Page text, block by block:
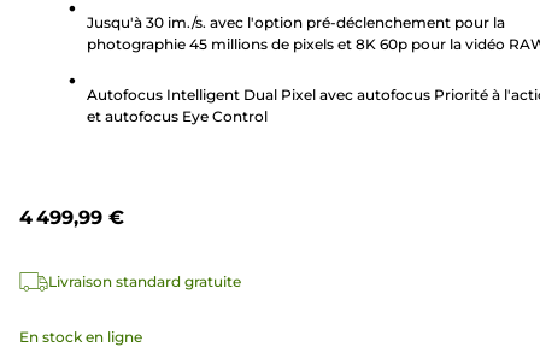
Jusqu'à 30 im./s. avec l'option pré-déclenchement pour la
photographie 45 millions de pixels et 8K 60p pour la vidéo
Autofocus Intelligent Dual Pixel avec autofocus Priorité à
et autofocus Eye Control
4 499,99 €
Livraison standard gratuite
En stock en ligne